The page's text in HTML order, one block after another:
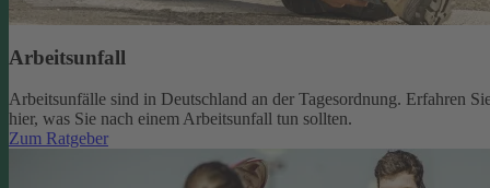
Arbeitsunfall
Arbeitsunfälle sind in Deutschland an der Tagesordnung. Erfahren
hier, was Sie nach einem Arbeitsunfall tun sollten.
Zum Ratgeber